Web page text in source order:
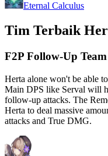
Eternal Calculus
Tim Terbaik
F2P Follow-Up Team
Herta alone won't be able
Main DPS like Serval will
follow-up attacks. The
Herta to deal massive
attacks and True DMG.